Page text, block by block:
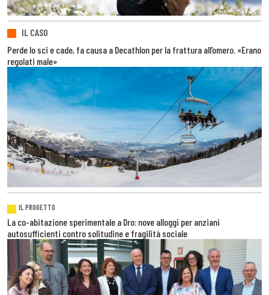
IL CASO
Perde lo sci e cade, fa causa a Decathlon per la frattura all’omero. «Erano
regolati male»
IL PROGETTO
La co-abitazione sperimentale a Dro: nove alloggi per anziani
autosufficienti contro solitudine e fragilità sociale